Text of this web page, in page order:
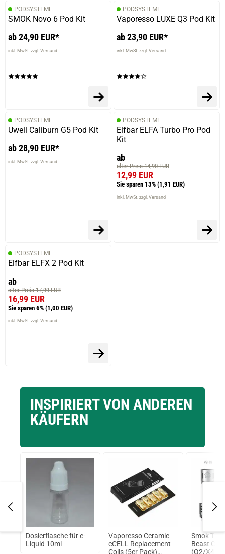
PODSYSTEME
SMOK Novo 6 Pod Kit
ab 24,90 EUR*
inkl. MwSt. zzgl. Versand
PODSYSTEME
Vaporesso LUXE Q3 Pod Kit
ab 23,90 EUR*
inkl. MwSt. zzgl. Versand
PODSYSTEME
Uwell Caliburn G5 Pod Kit
ab 28,90 EUR*
inkl. MwSt. zzgl. Versand
PODSYSTEME
Elfbar ELFA Turbo Pro Pod
Kit
ab
alter Preis 14,90 EUR
12,99 EUR
Sie sparen 13% (1,91 EUR)
inkl. MwSt. zzgl. Versand
PODSYSTEME
Elfbar ELFX 2 Pod Kit
ab
alter Preis 17,99 EUR
16,99 EUR
Sie sparen 6% (1,00 EUR)
inkl. MwSt. zzgl. Versand
INSPIRIERT VON ANDEREN
KÄUFERN
Dosierflasche für e-
Liquid 10ml
Vaporesso Ceramic
cCELL Replacement
Coils (5er Pack)
Smok
Beast
(Q2/X4/